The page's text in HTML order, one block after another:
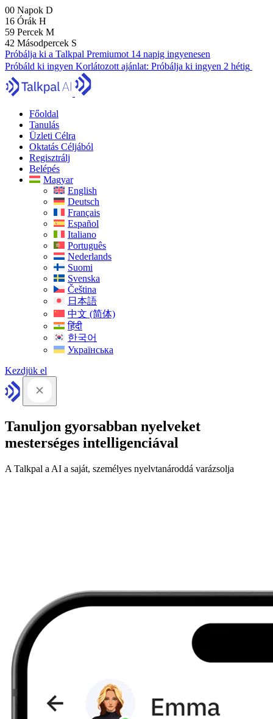
00 Napok D
16 Órák H
59 Percek M
40 Másodpercek S
Próbálja ki a Talkpal Premiumot 14 napig ingyenesen
Próbáld ki ingyen Korlátozott ajánlat: Próbálja ki ingyen 2 hétig
Főoldal
Tanulás
Üzleti Célra
Oktatás Céljából
Regisztrálj
Belépés
Magyar
English
Deutsch
Français
Español
Italiano
Português
Nederlands
Suomi
Svenska
Čeština
日本語
中文 (简体)
हिंदी
한국어
Українська
Kezdjük el
Tanuljon gyorsabban nyelveket
mesterséges intelligenciával
A Talkpal a AI a saját, személyes nyelvtanároddá varázsolja